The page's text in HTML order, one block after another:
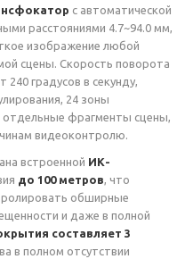
с автоматической
расстояниями 4.7~94.0 мм,
изображение любой
сцены. Скорость поворота
240 градусов в секунду,
24 зоны
фрагменты сцены,
видеоконтролю.
встроенной ИК-
до 100 метров, что
обширные
и даже в полной
составляет 3
в полном отсутствии